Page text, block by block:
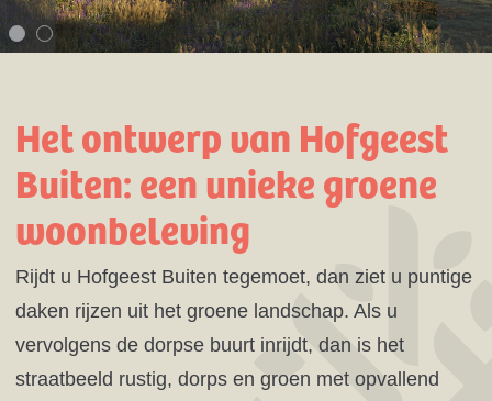
Het ontwerp van Hofgeest
Buiten:een unieke groene
woonbeleving
Rijdt u Hofgeest Buiten tegemoet, dan ziet u puntige
daken rijzen uit het groene landschap. Als u
vervolgens de dorpse buurt inrijdt, dan is het
straatbeeld rustig, dorps en groen met opvallend